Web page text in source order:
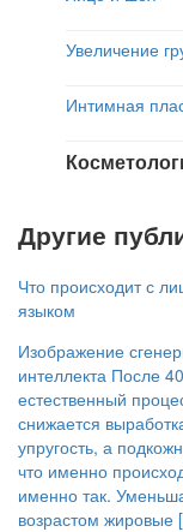
Увеличение
Интимная
Другие
Что происходит с
языком
Изображение
интеллекта После
естественный
снижается
упругость, а
что именно
именно так.
возрастом